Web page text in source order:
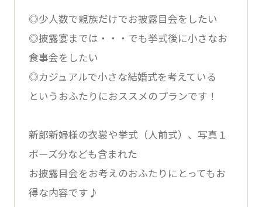
◎少人数で親族だけでお披露目会をしたい
◎披露宴までは・・・でも挙式後に小さなお
食事会をしたい
◎カジュアルで小さな結婚式を考えている
というおふたりにおススメのプランです！
新郎新婦様の衣裳や挙式（人前式）、写真１
ポーズ分なども含まれた
お披露目会をお考えのおふたりにとってもお
得な内容です♪